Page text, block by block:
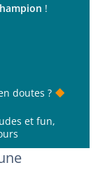
!
doutes ?
et fun,